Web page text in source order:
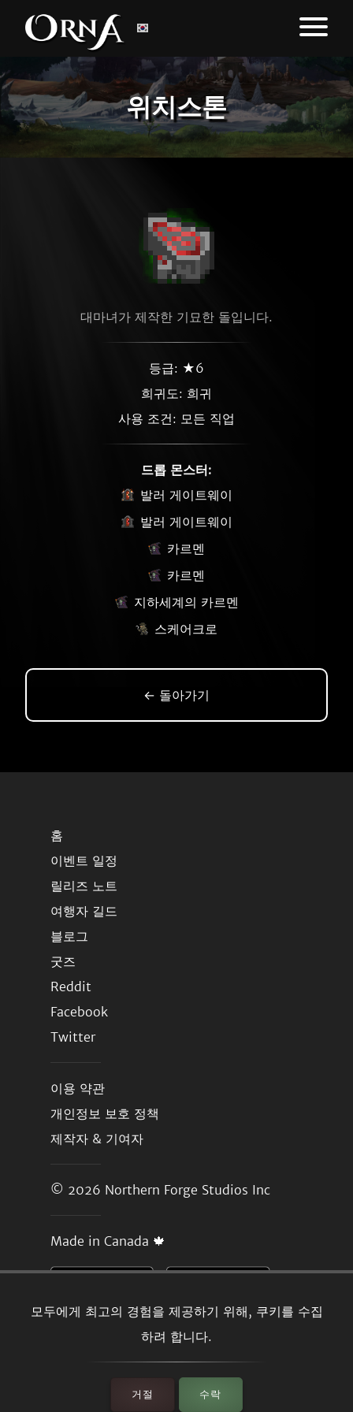
위치스톤
모두에게 최고의 경험을 제공하기 위해, 쿠키를 수집
하려 합니다.
거절 수락
대마녀가 제작한 기묘한 돌입니다.
등급: ★6
희귀도: 희귀
사용 조건: 모든 직업
드롭 몬스터:
발러 게이트웨이
발러 게이트웨이
카르멘
카르멘
지하세계의 카르멘
스케어크로
← 돌아가기
홈
이벤트 일정
릴리즈 노트
여행자 길드
블로그
굿즈
Reddit
Facebook
Twitter
이용 약관
개인정보 보호 정책
제작자 & 기여자
© 2026 Northern Forge Studios Inc
Made in Canada 🍁